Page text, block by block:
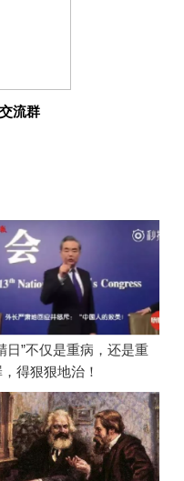
流群
日”不仅是重病，还是重
得狠狠地治！